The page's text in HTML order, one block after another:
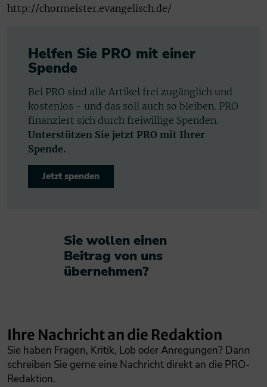
http://chormeister.evangelisch.de/
Helfen Sie PRO mit einer
Spende
Bei PRO sind alle Artikel frei zugänglich und
kostenlos - und das soll auch so bleiben. PRO
finanziert sich durch freiwillige Spenden.
Unterstützen Sie jetzt PRO mit Ihrer
Spende.
Jetzt spenden
Sie wollen einen
Beitrag von uns
übernehmen?​
Ihre Nachricht an die Redaktion
Sie haben Fragen, Kritik, Lob oder Anregungen? Dann
schreiben Sie gerne eine Nachricht direkt an die PRO-
Redaktion.